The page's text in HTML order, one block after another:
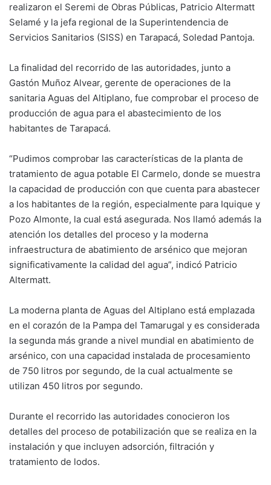
realizaron el Seremi de Obras Públicas, Patricio Altermatt
Selamé y la jefa regional de la Superintendencia de
Servicios Sanitarios (SISS) en Tarapacá, Soledad Pantoja.
La finalidad del recorrido de las autoridades, junto a
Gastón Muñoz Alvear, gerente de operaciones de la
sanitaria Aguas del Altiplano, fue comprobar el proceso de
producción de agua para el abastecimiento de los
habitantes de Tarapacá.
“Pudimos comprobar las características de la planta de
tratamiento de agua potable El Carmelo, donde se muestra
la capacidad de producción con que cuenta para abastecer
a los habitantes de la región, especialmente para Iquique y
Pozo Almonte, la cual está asegurada. Nos llamó además la
atención los detalles del proceso y la moderna
infraestructura de abatimiento de arsénico que mejoran
significativamente la calidad del agua”, indicó Patricio
Altermatt.
La moderna planta de Aguas del Altiplano está emplazada
en el corazón de la Pampa del Tamarugal y es considerada
la segunda más grande a nivel mundial en abatimiento de
arsénico, con una capacidad instalada de procesamiento
de 750 litros por segundo, de la cual actualmente se
utilizan 450 litros por segundo.
Durante el recorrido las autoridades conocieron los
detalles del proceso de potabilización que se realiza en la
instalación y que incluyen adsorción, filtración y
tratamiento de lodos.